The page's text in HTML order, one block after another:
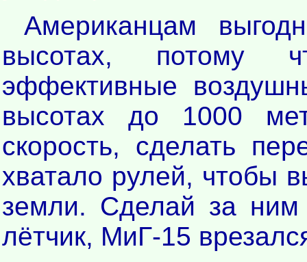
Американцам
высотах, потому
эффективные
высотах до 1000
скорость, сделать
хватало рулей, чтобы
земли. Сделай за
лётчик, МиГ-15